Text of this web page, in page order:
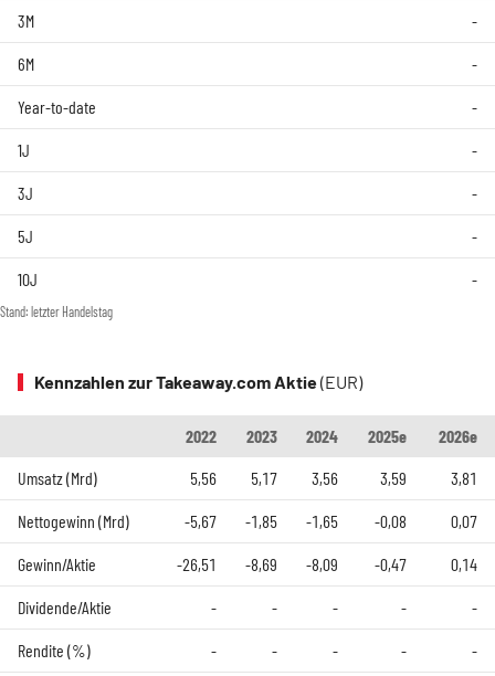
3M -
6M -
Year-to-date -
1J -
3J -
5J -
10J -
Stand: letzter Handelstag
Kennzahlen zur Takeaway.com Aktie(EUR)
2022 2023 2024 2025e
2026e
Umsatz (Mrd)
5,56 5,17 3,56 3,59 3,81
Nettogewinn (Mrd) -5,67 -1,85 -1,65 -0,08 0,07
Gewinn/Aktie -26,51 -8,69 -8,09 -0,47 0,14
Dividende/Aktie - - - - -
Rendite (%) - - - - -